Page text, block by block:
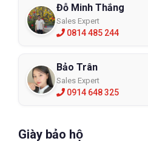
Đỗ Minh Thắng
Sales Expert
0814 485 244
Bảo Trân
Sales Expert
0914 648 325
Giày bảo hộ